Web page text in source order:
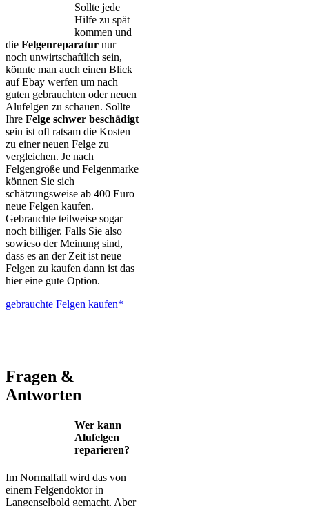
Sollte jede
Hilfe zu spät
kommen und
die Felgenreparatur nur
noch unwirtschaftlich sein,
könnte man auch einen Blick
auf Ebay werfen um nach
guten gebrauchten oder neuen
Alufelgen zu schauen. Sollte
Ihre Felge schwer beschädigt
sein ist oft ratsam die Kosten
zu einer neuen Felge zu
vergleichen. Je nach
Felgengröße und Felgenmarke
können Sie sich
schätzungsweise ab 400 Euro
neue Felgen kaufen.
Gebrauchte teilweise sogar
noch billiger. Falls Sie also
sowieso der Meinung sind,
dass es an der Zeit ist neue
Felgen zu kaufen dann ist das
hier eine gute Option.
gebrauchte Felgen kaufen*
Fragen &
Antworten
Wer kann
Alufelgen
reparieren?
Im Normalfall wird das von
einem Felgendoktor in
Langenselbold gemacht. Aber